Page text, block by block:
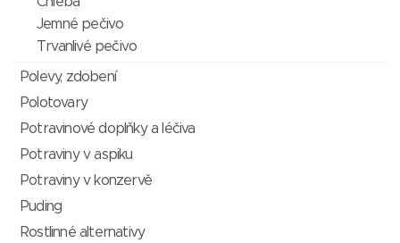
Jemné pečivo
Trvanlivé pečivo
Polevy, zdobení
Polotovary
Potravinové doplňky a léčiva
Potraviny v aspiku
Potraviny v konzervě
Puding
Rostlinné alternativy